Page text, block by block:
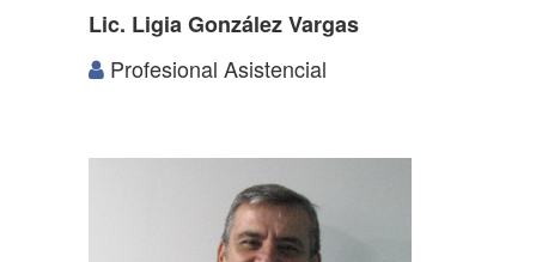
Lic. Ligia González Vargas
Profesional Asistencial